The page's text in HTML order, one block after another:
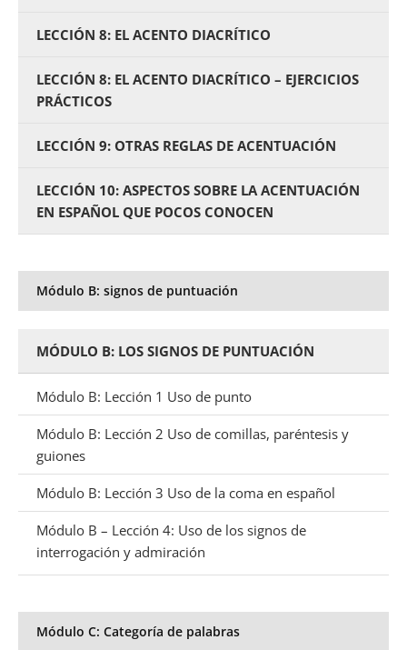
LECCIÓN 8: EL ACENTO DIACRÍTICO
LECCIÓN 8: EL ACENTO DIACRÍTICO – EJERCICIOS
PRÁCTICOS
LECCIÓN 9: OTRAS REGLAS DE ACENTUACIÓN
LECCIÓN 10: ASPECTOS SOBRE LA ACENTUACIÓN
EN ESPAÑOL QUE POCOS CONOCEN
Módulo B: signos de puntuación
MÓDULO B: LOS SIGNOS DE PUNTUACIÓN
Módulo B: Lección 1 Uso de punto
Módulo B: Lección 2 Uso de comillas, paréntesis y
guiones
Módulo B: Lección 3 Uso de la coma en español
Módulo B – Lección 4: Uso de los signos de
interrogación y admiración
Módulo C: Categoría de palabras